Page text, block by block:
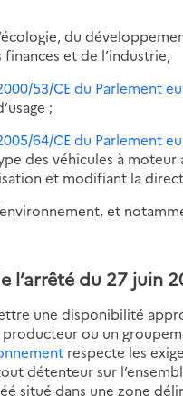
du
finances et de l’industrie,
53/CE du Parlement
;
64/CE du Parlement
des véhicules à
et modifiant la
et
l’arrêté du 27 juin
une disponibilité
producteur ou un
respecte les
détenteur sur
situé dans une zone